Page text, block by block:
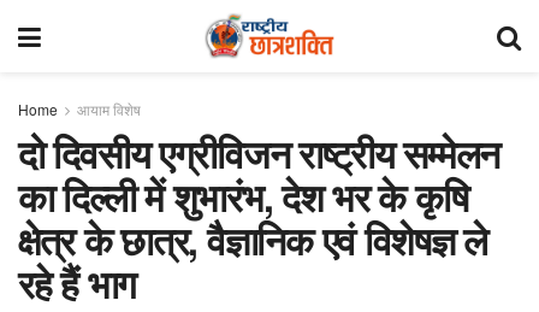
Home आयाम विशेष
दो दिवसीय एग्रीविजन राष्ट्रीय सम्मेलन
का दिल्ली में शुभारंभ, देश भर के कृषि
क्षेत्र के छात्र, वैज्ञानिक एवं विशेषज्ञ ले
रहे हैं भाग